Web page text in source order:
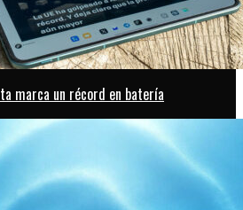
marca un récord en batería